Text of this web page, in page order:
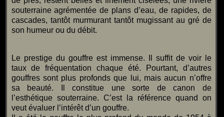
souterraine agrémentée de plans d’eau, de rapides, de
cascades, tantôt murmurant tantôt mugissant au gré de
son humeur ou du débit.
Le prestige du gouffre est immense. Il suffit de voir le
taux de fréquentation chaque été. Pourtant, d’autres
gouffres sont plus profonds que lui, mais aucun n’offre
sa beauté. Il constitue une sorte de canon de
l’esthétique souterraine. C’est la référence quand on
veut évaluer l’intérêt d’un gouffre.